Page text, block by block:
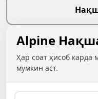
Alpine
Ҳар соат ҳисоб карда
мумкин аст.